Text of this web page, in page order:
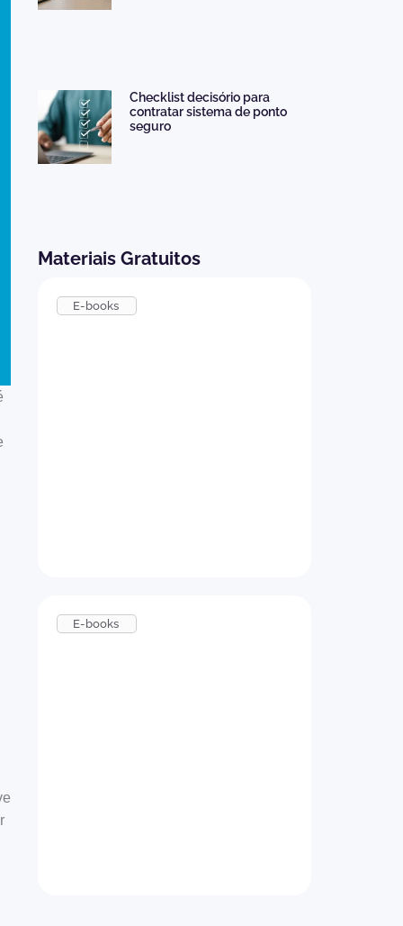
Checklist decisório para
contratar sistema de ponto
seguro
Materiais Gratuitos
E-books
E-books